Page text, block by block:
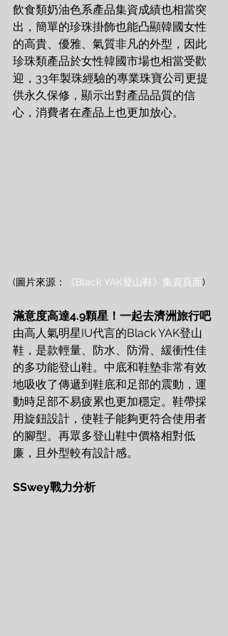
飲食類奶油色系產品集資成績也相當突
出，簡單的珍珠掛飾也能凸顯韓國女性
的高貴、優雅、氣質非凡的外型，因此
珍珠類產品於女性韓國市場也相當受歡
迎，33年製珠經驗的專業珠寶公司更提
供永久保修，顯示出對產品品質的信
心，消費者在產品上也更加放心。
(圖片來源： 《Black YAK登山鞋》集資頁面)
滿意度高達4.9顆星！一起去濟洲旅行吧
由高人氣明星IU代言的Black YAK登山
鞋，是款輕量、防水、防滑、緩衝性佳
的多功能登山鞋。中底和鞋墊非常有效
地吸收了傳遞到鞋底和足部的震動，運
動時足部不易疲累也更加穩定。鞋帶採
用旋鈕設計，使鞋子能夠更符合使用者
的腳型。再眾多登山鞋中價格相對低
廉，且外型較有設計感。
SSwey戰力分析